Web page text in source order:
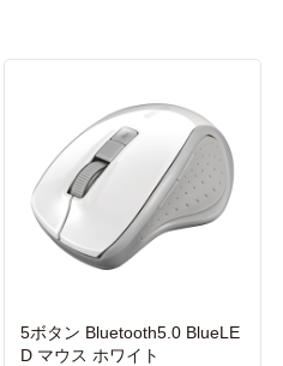
5ボタン Bluetooth5.0 BlueLE
D マウス ホワイト